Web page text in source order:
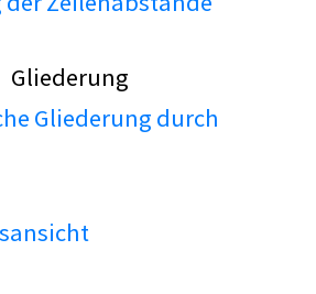
Gliederung
Gliederung durch